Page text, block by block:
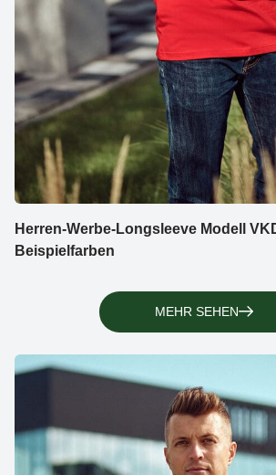
Herren-Werbe-Longsleeve Modell
Beispielfarben
MEHR SEHEN